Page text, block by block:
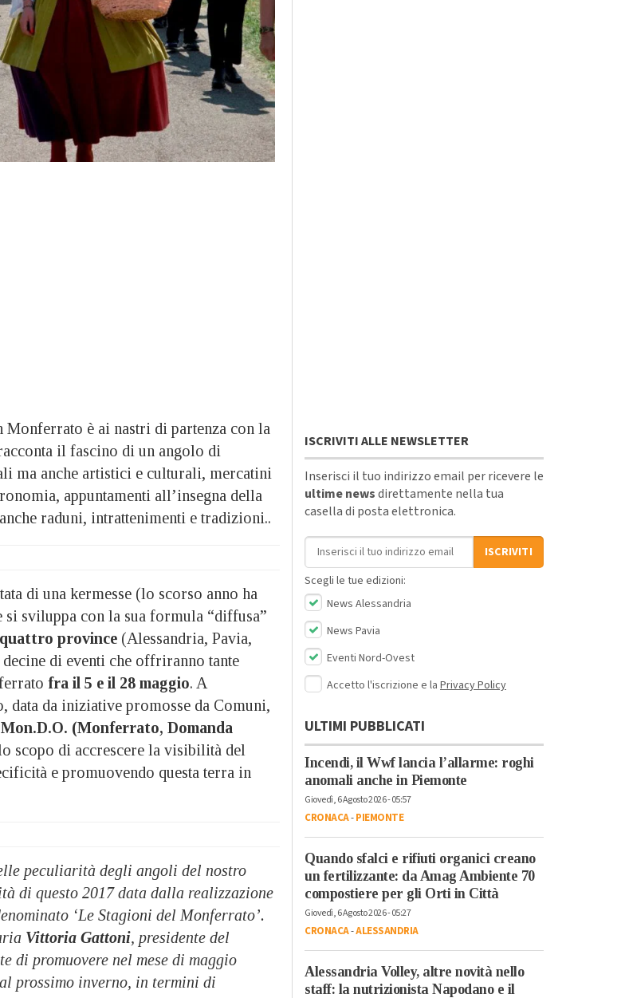
è ai nastri di partenza con la
il fascino di un angolo di
ma anche artistici e culturali, mercatini
appuntamenti all’insegna della
raduni, intrattenimenti e tradizioni..
di una kermesse (lo scorso anno ha
si sviluppa con la sua formula “diffusa”
quattro province (Alessandria, Pavia,
di eventi che offriranno tante
fra il 5 e il 28 maggio. A
data da iniziative promosse da Comuni,
Mon.D.O. (Monferrato, Domanda
scopo di accrescere la visibilità del
e promuovendo questa terra in
peculiarità degli angoli del nostro
di questo 2017 data dalla realizzazione
‘Le Stagioni del Monferrato’.
Vittoria Gattoni, presidente del
di promuovere nel mese di maggio
prossimo inverno, in termini di
ISCRIVITI ALLE NEWSLETTER
Inserisci il tuo indirizzo email per ricevere le
ultime newsdirettamente nella tua
casella di posta elettronica.
Indirizzo email
ISCRIVITI
Scegli le tue edizioni:
News Alessandria
News Pavia
Eventi Nord-Ovest
Accetto l'iscrizione e la Privacy Policy
ULTIMI PUBBLICATI
Incendi, il Wwf lancia l’allarme: roghi
anomali anche in Piemonte
Giovedì, 6 Agosto 2026 - 05:57
CRONACA-PIEMONTE
Quando sfalci e rifiuti organici creano
un fertilizzante: da Amag Ambiente 70
compostiere per gli Orti in Città
Giovedì, 6 Agosto 2026 - 05:27
CRONACA-ALESSANDRIA
Alessandria Volley, altre novità nello
staff: la nutrizionista Napodano e il